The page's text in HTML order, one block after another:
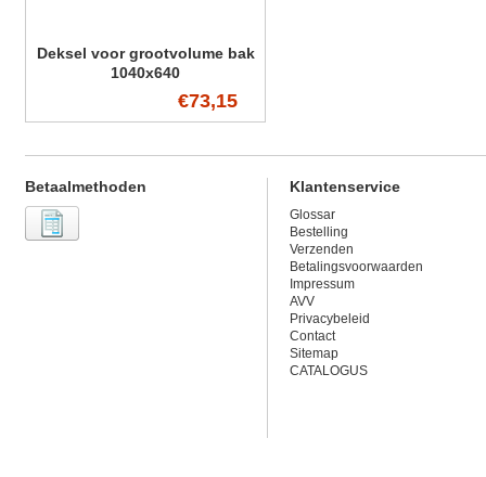
Deksel voor grootvolume bak
1040x640
€73,15
Betaalmethoden Klantenservice
Glossar
Bestelling
Verzenden
Betalingsvoorwaarden
Impressum
AVV
Privacybeleid
Contact
Sitemap
CATALOGUS